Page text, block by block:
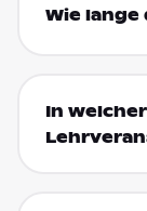
Wie
In